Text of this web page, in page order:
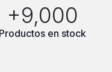
+9,000
Productos en stock